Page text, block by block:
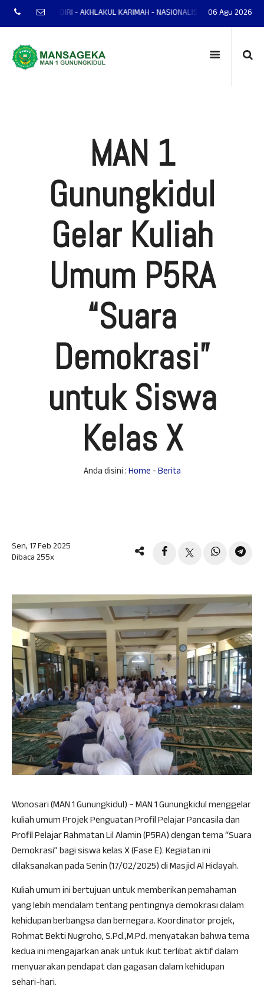
- MANDIRI - AKHLAKUL KARIMAH - NASIONALIS - TERAMPIL - ADAPTIF -
06 Agu 2026
MAN 1
Gunungkidul
Gelar Kuliah
Umum P5RA
“Suara
Demokrasi”
untuk Siswa
Kelas X
Anda disini :Home -Berita
Sen, 17 Feb 2025
Dibaca 255x
Wonosari (MAN 1 Gunungkidul) – MAN 1 Gunungkidul menggelar
kuliah umum Projek Penguatan Profil Pelajar Pancasila dan
Profil Pelajar Rahmatan Lil Alamin (P5RA) dengan tema “Suara
Demokrasi” bagi siswa kelas X (Fase E). Kegiatan ini
dilaksanakan pada Senin (17/02/2025) di Masjid Al Hidayah.
Kuliah umum ini bertujuan untuk memberikan pemahaman
yang lebih mendalam tentang pentingnya demokrasi dalam
kehidupan berbangsa dan bernegara. Koordinator projek,
Rohmat Bekti Nugroho, S.Pd.,M.Pd. menyatakan bahwa tema
kedua ini mengajarkan anak untuk ikut terlibat aktif dalam
menyuarakan pendapat dan gagasan dalam kehidupan
sehari-hari.